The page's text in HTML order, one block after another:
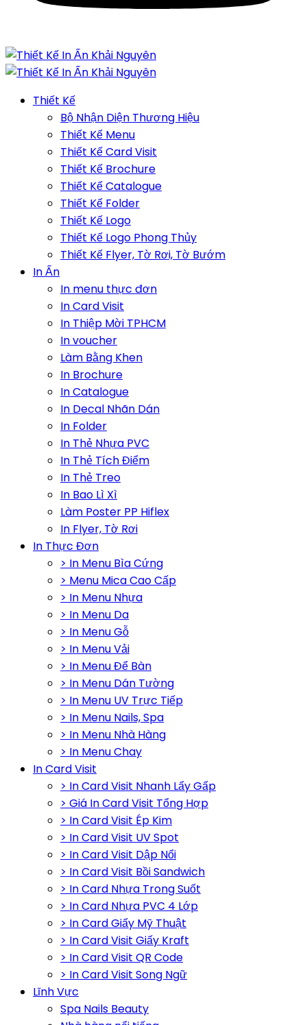
Thiết Kế
Bộ Nhận Diện Thương Hiệu
Thiết Kế Menu
Thiết Kế Card Visit
Thiết Kế Brochure
Thiết Kế Catalogue
Thiết Kế Folder
Thiết Kế Logo
Thiết Kế Logo Phong Thủy
Thiết Kế Flyer, Tờ Rơi, Tờ Bướm
In Ấn
In menu thực đơn
In Card Visit
In Thiệp Mời TPHCM
In voucher
Làm Bằng Khen
In Brochure
In Catalogue
In Decal Nhãn Dán
In Folder
In Thẻ Nhựa PVC
In Thẻ Tích Điểm
In Thẻ Treo
In Bao Lì Xì
Làm Poster PP Hiflex
In Flyer, Tờ Rơi
In Thực Đơn
> In Menu Bìa Cứng
> Menu Mica Cao Cấp
> In Menu Nhựa
> In Menu Da
> In Menu Gỗ
> In Menu Vải
> In Menu Để Bàn
> In Menu Dán Tường
> In Menu UV Trực Tiếp
> In Menu Nails, Spa
> In Menu Nhà Hàng
> In Menu Chay
In Card Visit
> In Card Visit Nhanh Lấy Gấp
> Giá In Card Visit Tổng Hợp
> In Card Visit Ép Kim
> In Card Visit UV Spot
> In Card Visit Dập Nổi
> In Card Visit Bồi Sandwich
> In Card Nhựa Trong Suốt
> In Card Nhựa PVC 4 Lớp
> In Card Giấy Mỹ Thuật
> In Card Visit Giấy Kraft
> In Card Visit QR Code
> In Card Visit Song Ngữ
Lĩnh Vực
Spa Nails Beauty